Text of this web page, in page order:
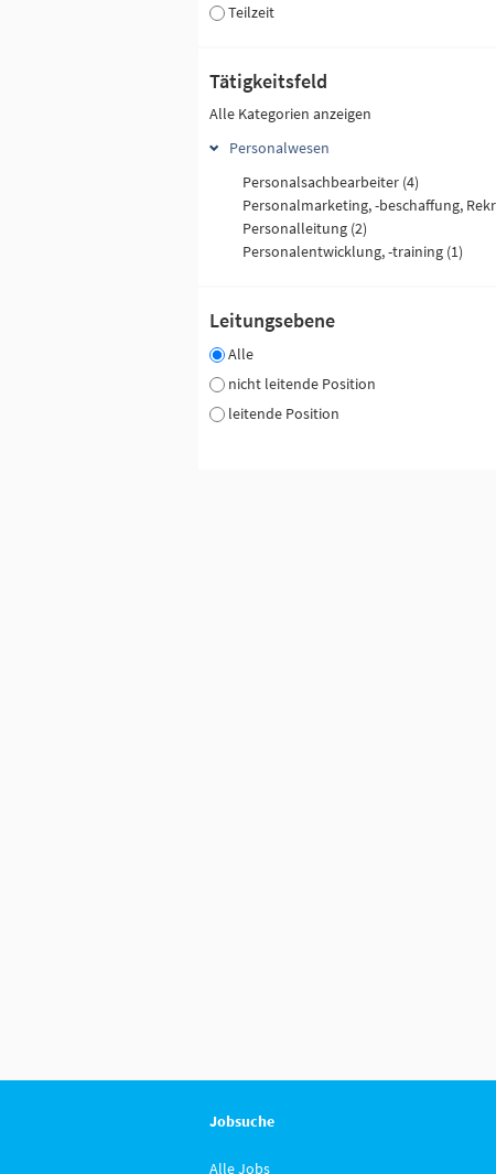
Teilzeit
Tätigkeitsfeld
Alle Kategorien anzeigen
Personalwesen
Personalsachbearbeiter (4)
Personalleitung (2)
Personalentwicklung, -training (1)
Leitungsebene
Alle
nicht leitende Position
leitende Position
Jobsuche
Alle Jobs